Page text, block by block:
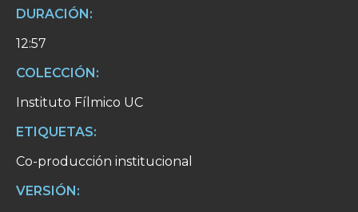
DURACIÓN:
12:57
COLECCIÓN:
Instituto Fílmico UC
ETIQUETAS:
Co-producción institucional
VERSIÓN: